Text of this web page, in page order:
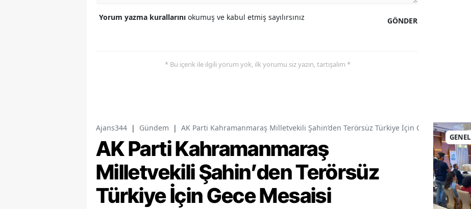
GÖNDER
Yorum yazma kurallarını okumuş ve kabul etmiş sayılırsınız
* Bu içerik ile ilgili yorum yok, ilk yorumu siz yazın, tartışalım *
Ajans344 | Gündem | AK Parti Kahramanmaraş Milletvekili Şahin’den Terörsüz Türkiye İçin Gece Mesaisi
AK Parti Kahramanmaraş
Milletvekili Şahin’den Terörsüz
Türkiye İçin Gece Mesaisi
GENEL